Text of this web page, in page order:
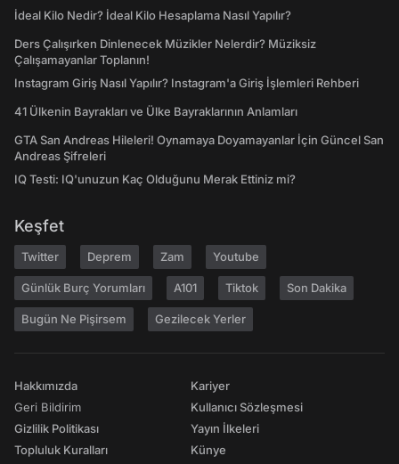
İdeal Kilo Nedir? İdeal Kilo Hesaplama Nasıl Yapılır?
Ders Çalışırken Dinlenecek Müzikler Nelerdir? Müziksiz
Çalışamayanlar Toplanın!
Instagram Giriş Nasıl Yapılır? Instagram'a Giriş İşlemleri Rehberi
41 Ülkenin Bayrakları ve Ülke Bayraklarının Anlamları
GTA San Andreas Hileleri! Oynamaya Doyamayanlar İçin Güncel San
Andreas Şifreleri
IQ Testi: IQ'unuzun Kaç Olduğunu Merak Ettiniz mi?
Keşfet
Twitter Deprem Zam Youtube
Günlük Burç Yorumları A101 Tiktok Son Dakika
Bugün Ne Pişirsem Gezilecek Yerler
Hakkımızda
Geri Bildirim
Gizlilik Politikası
Topluluk Kuralları
Kariyer
Kullanıcı Sözleşmesi
Yayın İlkeleri
Künye